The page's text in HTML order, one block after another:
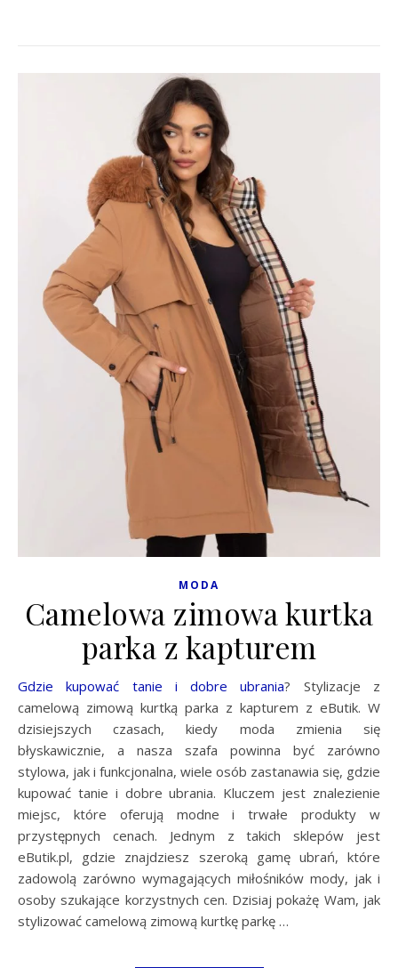
MODA
Camelowa zimowa kurtka
parka z kapturem
Gdzie kupować tanie i dobre ubrania? Stylizacje z
camelową zimową kurtką parka z kapturem z eButik. W
dzisiejszych czasach, kiedy moda zmienia się
błyskawicznie, a nasza szafa powinna być zarówno
stylowa, jak i funkcjonalna, wiele osób zastanawia się, gdzie
kupować tanie i dobre ubrania. Kluczem jest znalezienie
miejsc, które oferują modne i trwałe produkty w
przystępnych cenach. Jednym z takich sklepów jest
eButik.pl, gdzie znajdziesz szeroką gamę ubrań, które
zadowolą zarówno wymagających miłośników mody, jak i
osoby szukające korzystnych cen. Dzisiaj pokażę Wam, jak
stylizować camelową zimową kurtkę parkę …